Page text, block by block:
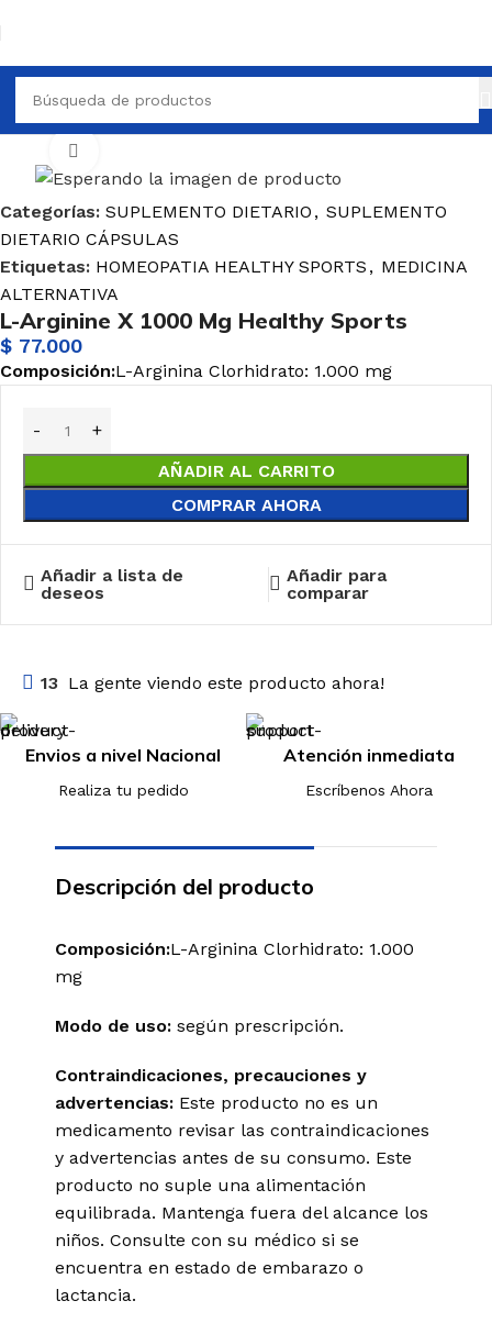
DIETARIO SUPLEMENTO DIETARIO CÁPSULAS
Categorías: SUPLEMENTO DIETARIO , SUPLEMENTO
DIETARIO CÁPSULAS
Etiquetas: HOMEOPATIA HEALTHY SPORTS , MEDICINA
ALTERNATIVA
L-Arginine X 1000 Mg Healthy Sports
$ 77.000
Composición:L-Arginina Clorhidrato: 1.000 mg
AÑADIR AL CARRITO
COMPRAR AHORA
Añadir a lista de
deseos
Añadir para
comparar
13 La gente viendo este producto ahora!
Envios a nivel Nacional
Realiza tu pedido
Atención inmediata
Escríbenos Ahora
Descripción del producto
Composición:L-Arginina Clorhidrato: 1.000
mg
Modo de uso: según prescripción.
Contraindicaciones, precauciones y
advertencias: Este producto no es un
medicamento revisar las contraindicaciones
y advertencias antes de su consumo. Este
producto no suple una alimentación
equilibrada. Mantenga fuera del alcance los
niños. Consulte con su médico si se
encuentra en estado de embarazo o
lactancia.